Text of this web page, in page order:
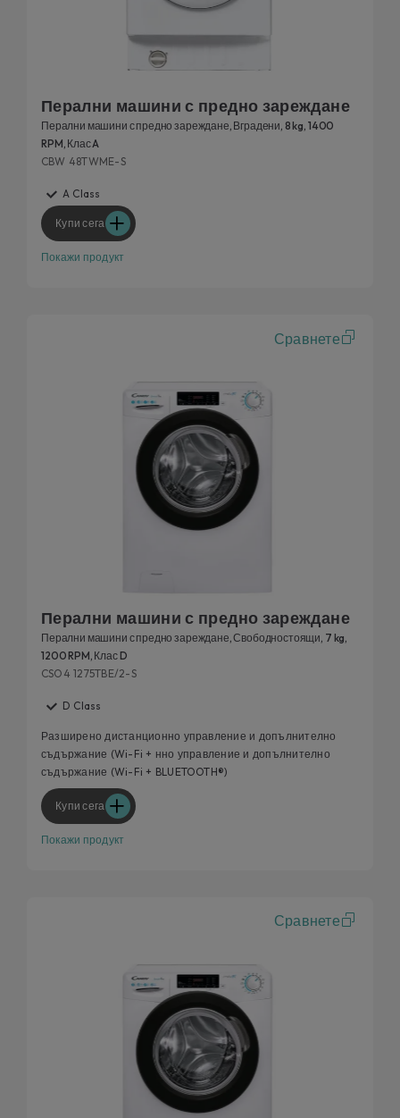
Перални машини с предно зареждане
Перални машини с предно зареждане, Вградени, 8 kg, 1400
RPM, Клас A
CBW 48TWME-S
A Class
Купи сега
Покажи продукт
Сравнете
Перални машини с предно зареждане
Перални машини с предно зареждане, Свободностоящи, 7 kg,
1200 RPM, Клас D
CSO4 1275TBE/2-S
D Class
Разширено дистанционно управление и допълнително
съдържание (Wi-Fi + нно управление и допълнително
съдържание (Wi-Fi + BLUETOOTH®)
Купи сега
Покажи продукт
Сравнете